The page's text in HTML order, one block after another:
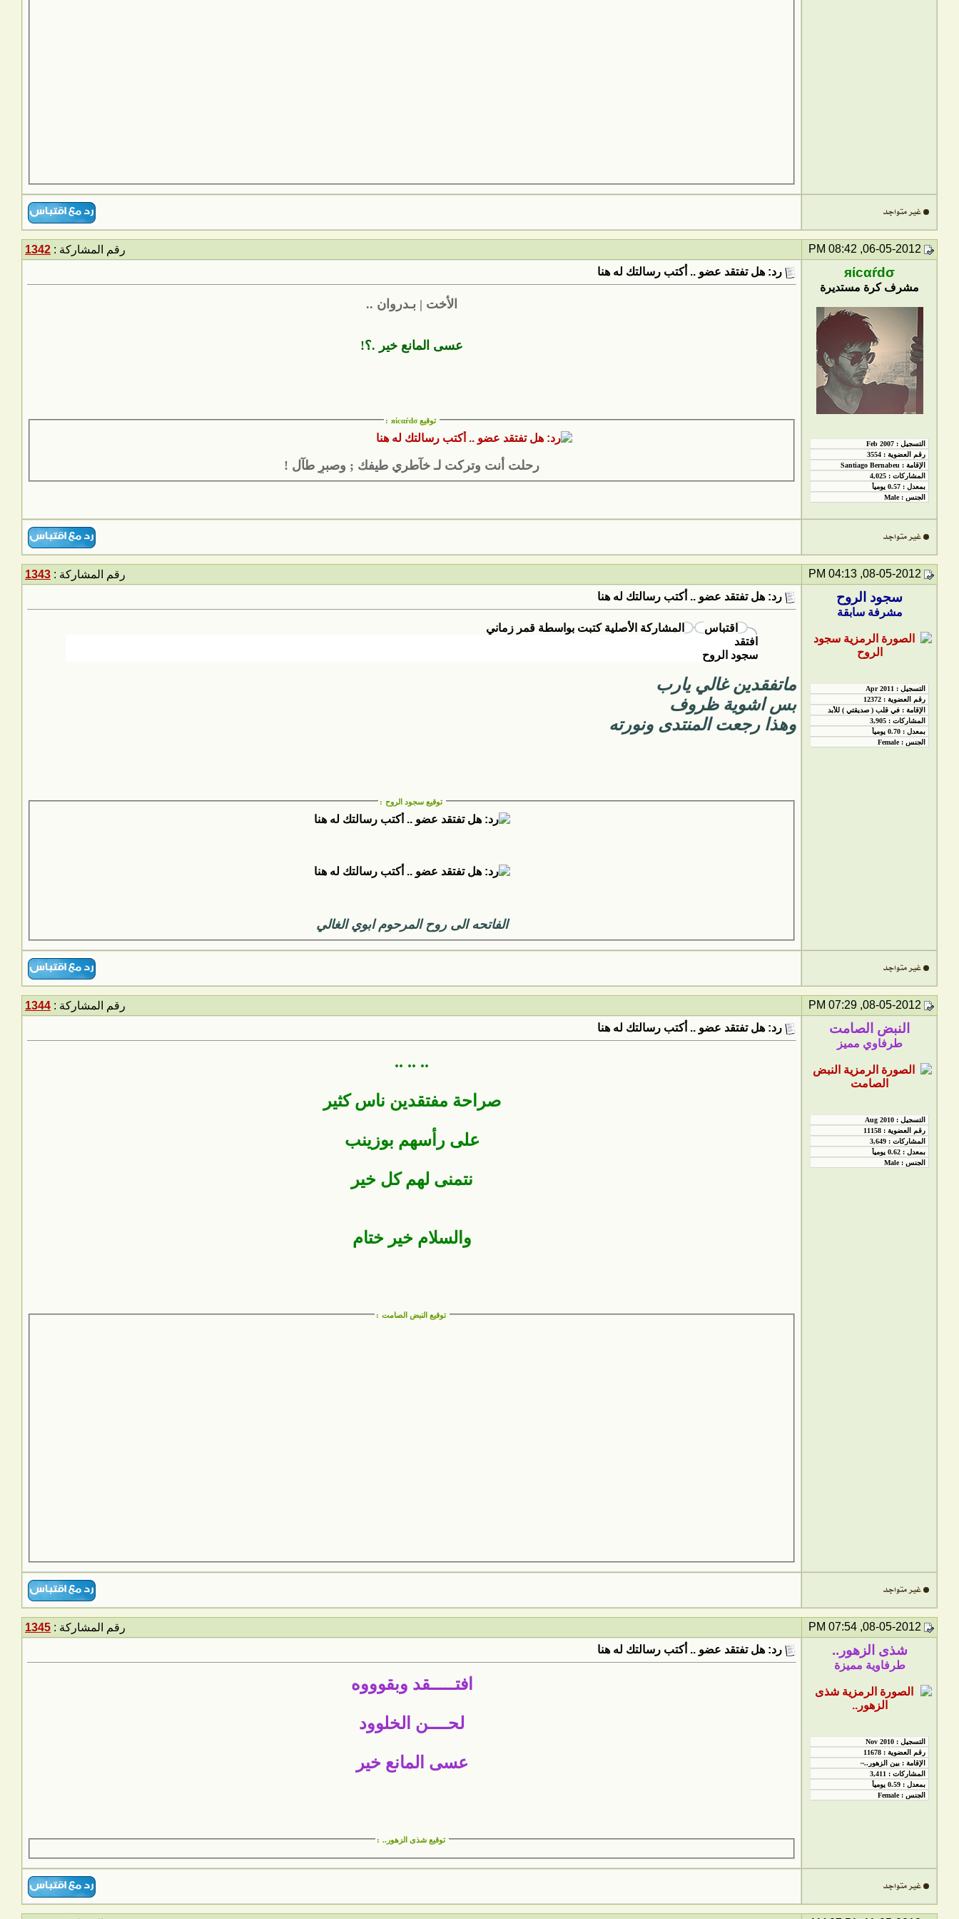
رقم المشاركة : 1342
яίcαŕdσ
مشرف كرة مستديرة
رد: هل تفتقد عضو .. أكتب رسالتك له هنا
الأخت | بـدروان ..
عسى المانع خير .؟!
توقيع яίcαŕdσ :
رحلت أنت وتركت لـ خآطري طيفك ; وصبرٍ طآل !
رقم المشاركة : 1343
سجود الروح
مشرفة سابقة
رد: هل تفتقد عضو .. أكتب رسالتك له هنا
اقتباس
المشاركة الأصلية كتبت بواسطة قمر زماني
افتقد
سجود الروح
ماتفقدين غالي يارب
بس اشوية ظروف
وهذا رجعت المنتدى ونورته
توقيع سجود الروح :
الفاتحه الى روح المرحوم ابوي الغالي
رقم المشاركة : 1344
النبض الصامت
طرفاوي مميز
رد: هل تفتقد عضو .. أكتب رسالتك له هنا
.. .. ..
صراحة مفتقدين ناس كثير
على رأسهم بوزينب
نتمنى لهم كل خير
والسلام خير ختام
توقيع النبض الصامت :
رقم المشاركة : 1345
شذى الزهور..
طرفاوية مميزة
رد: هل تفتقد عضو .. أكتب رسالتك له هنا
افتـــــقد وبقوووه
لحــــن الخلوود
عسى المانع خير
توقيع شذى الزهور.. :